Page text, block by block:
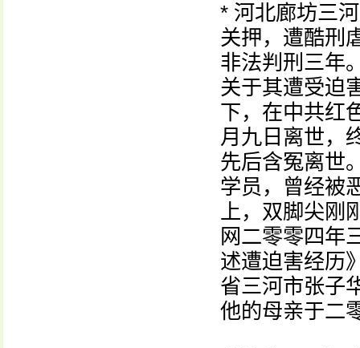
* 河北廊坊三
关押，遭酷刑
非法判刑三年
关于其遭受迫
下，在中共红
月九日离世，
先后含冤离世
学员，曾经被
上，双脚尖刚
网二零零四年
述遭迫害经历
省三河市张子
他的母亲于二